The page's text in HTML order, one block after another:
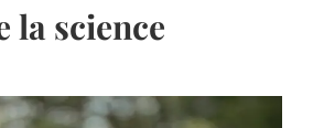
la science